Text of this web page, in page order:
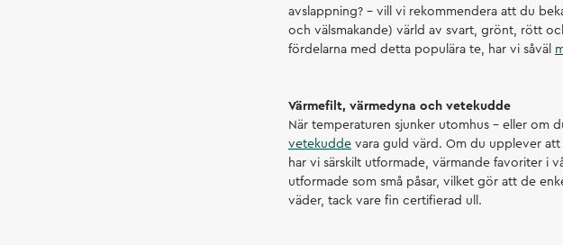
avslappning? – vill vi rekommendera att du
och välsmakande) värld av svart, grönt, rött
fördelarna med detta populära te, har vi såväl
Värmefilt, värmedyna och vetekudde
När temperaturen sjunker utomhus – eller om
vetekudde vara guld värd. Om du upplever att
har vi särskilt utformade, värmande favoriter i
utformade som små påsar, vilket gör att de
väder, tack vare fin certifierad ull.